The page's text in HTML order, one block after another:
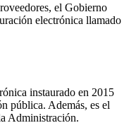
el Gobierno
electrónica llamado
instaurado en 2015
pública. Además, es el
Administración.